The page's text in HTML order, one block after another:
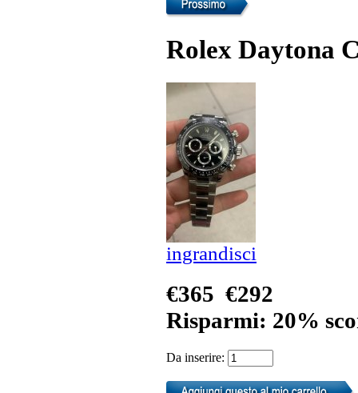
Rolex Daytona
ingrandisci
€365 €292
Risparmi: 20%
Da inserire: